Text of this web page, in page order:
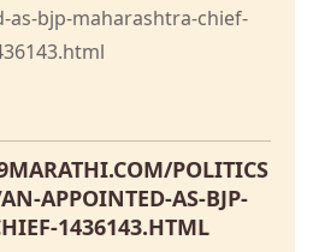
POLITICS
APPOINTED-AS-BJP-
1436143.HTML